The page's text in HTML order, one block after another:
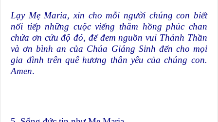
Lạy Mẹ Maria, xin cho mỗi người chúng con biết
nối tiếp những cuộc viếng thăm hồng phúc chan
chứa ơn cứu độ đó, để đem nguồn vui Thánh Thần
và ơn bình an của Chúa Giáng Sinh đến cho mọi
gia đình trên quê hương thân yêu của chúng con.
Amen.